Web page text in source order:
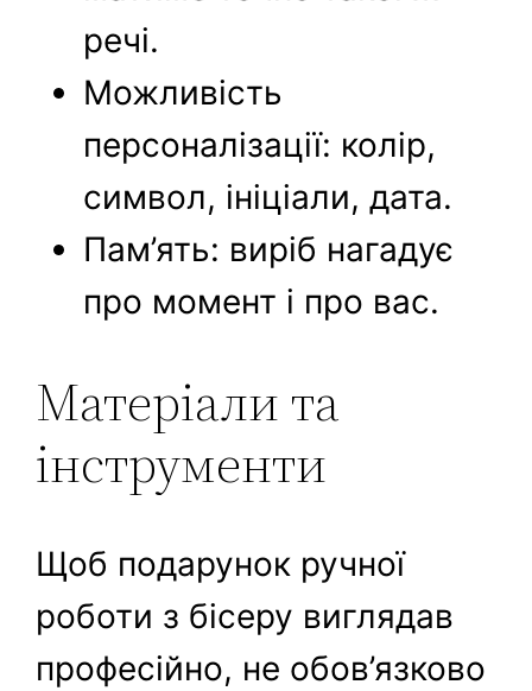
речі.
Можливість
персоналізації: колір,
символ, ініціали, дата.
Пам’ять: виріб нагадує
про момент і про вас.
Матеріали та
інструменти
Щоб подарунок ручної
роботи з бісеру виглядав
професійно, не обов’язково